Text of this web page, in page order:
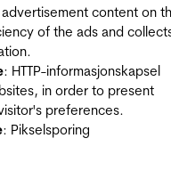
content on
of the ads and
: HTTP-informasjonskapsel
in order to present
preferences.
: Pikselsporing